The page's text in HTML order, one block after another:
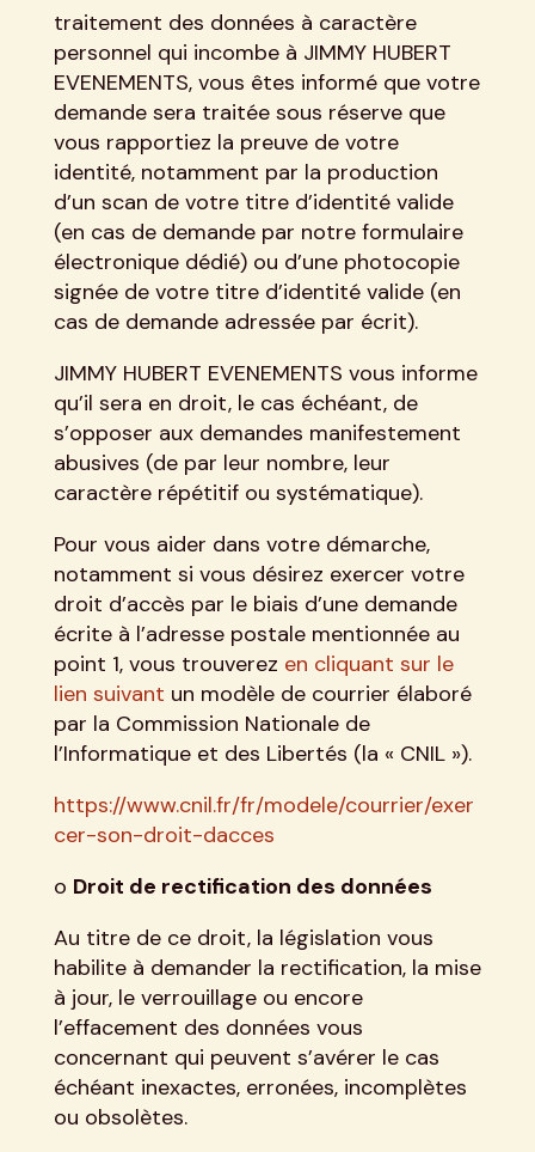
traitement des données à caractère
personnel qui incombe à JIMMY HUBERT
EVENEMENTS, vous êtes informé que votre
demande sera traitée sous réserve que
vous rapportiez la preuve de votre
identité, notamment par la production
d’un scan de votre titre d’identité valide
(en cas de demande par notre formulaire
électronique dédié) ou d’une photocopie
signée de votre titre d’identité valide (en
cas de demande adressée par écrit).
JIMMY HUBERT EVENEMENTS vous informe
qu’il sera en droit, le cas échéant, de
s’opposer aux demandes manifestement
abusives (de par leur nombre, leur
caractère répétitif ou systématique).
Pour vous aider dans votre démarche,
notamment si vous désirez exercer votre
droit d’accès par le biais d’une demande
écrite à l’adresse postale mentionnée au
point 1, vous trouverez en cliquant sur le
lien suivant un modèle de courrier élaboré
par la Commission Nationale de
l’Informatique et des Libertés (la « CNIL »).
https://www.cnil.fr/fr/modele/courrier/exer
cer-son-droit-dacces
o Droit de rectification des données
Au titre de ce droit, la législation vous
habilite à demander la rectification, la mise
à jour, le verrouillage ou encore
l’effacement des données vous
concernant qui peuvent s’avérer le cas
échéant inexactes, erronées, incomplètes
ou obsolètes.